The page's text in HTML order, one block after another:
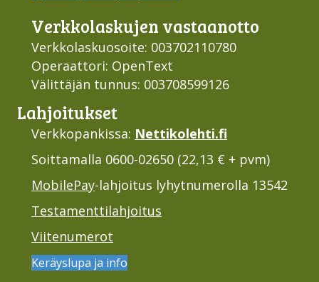
Verkko­laskujen vastaan­otto
Verkkolaskuosoite: 003702110780
Operaattori: OpenText
Välittäjän tunnus: 003708599126
Lahjoi­tukset
Verkkopankissa: Nettikolehti.fi
Soittamalla 0600-02650 (22,13 € + pvm)
MobilePay-lahjoitus lyhytnumerolla 13542
Testamenttilahjoitus
Viitenumerot
Keräyslupa ja info